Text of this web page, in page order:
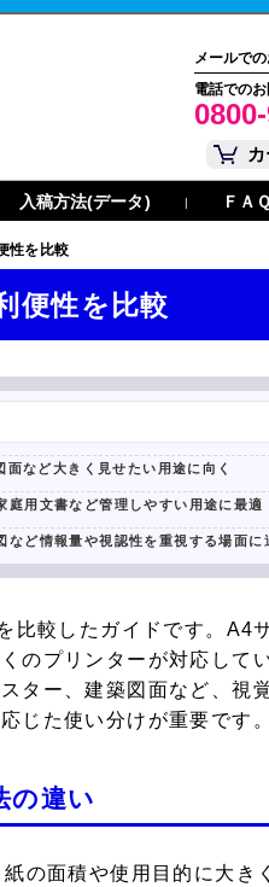
メールで
電話での
入稿方法(データ) | ＦＡＱ
性を比較
便性を比較
など大きく見せたい用途に向く
庭用文書など管理しやすい用途に最適
など情報量や視認性を重視する場面に
比較したガイドです。A4
のプリンターが対応して
ター、建築図面など、視
じた使い分けが重要です。
の違い
の面積や使用目的に大き